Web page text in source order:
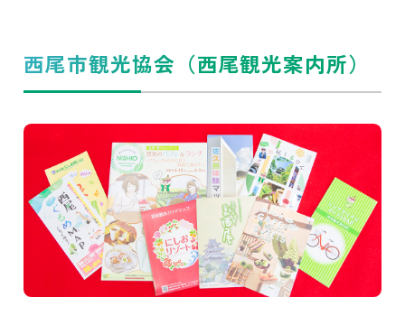
西尾市観光協会（西尾観光案内所）